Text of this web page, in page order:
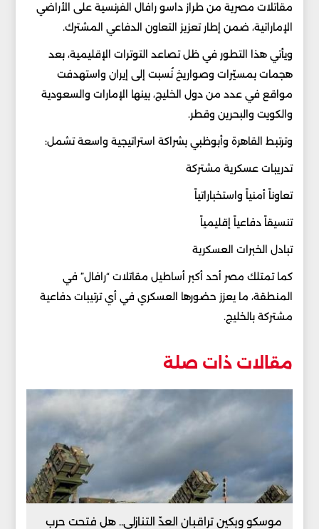
مقاتلات مصرية من طراز داسو رافال الفرنسية على الأراضي
الإماراتية، ضمن إطار تعزيز التعاون الدفاعي المشترك.
ويأتي هذا التطور في ظل تصاعد التوترات الإقليمية، بعد
هجمات بمسيّرات وصواريخ نُسبت إلى إيران واستهدفت
مواقع في عدد من دول الخليج، بينها الإمارات والسعودية
والكويت والبحرين وقطر.
وترتبط القاهرة وأبوظبي بشراكة استراتيجية واسعة تشمل:
تدريبات عسكرية مشتركة
تعاوناً أمنياً واستخباراتياً
تنسيقاً دفاعياً إقليمياً
تبادل الخبرات العسكرية
كما تمتلك مصر أحد أكبر أساطيل مقاتلات “رافال” في
المنطقة، ما يعزز حضورها العسكري في أي ترتيبات دفاعية
مشتركة بالخليج.
مقالات ذات صلة
موسكو وبكين تراقبان العدّ التنازلي.. هل فتحت حرب